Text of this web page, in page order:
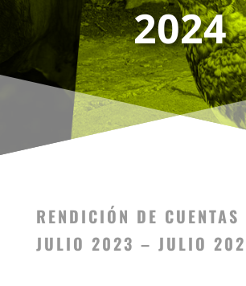
2024
RENDICIÓN DE CUENTAS
JULIO 2023 – JULIO